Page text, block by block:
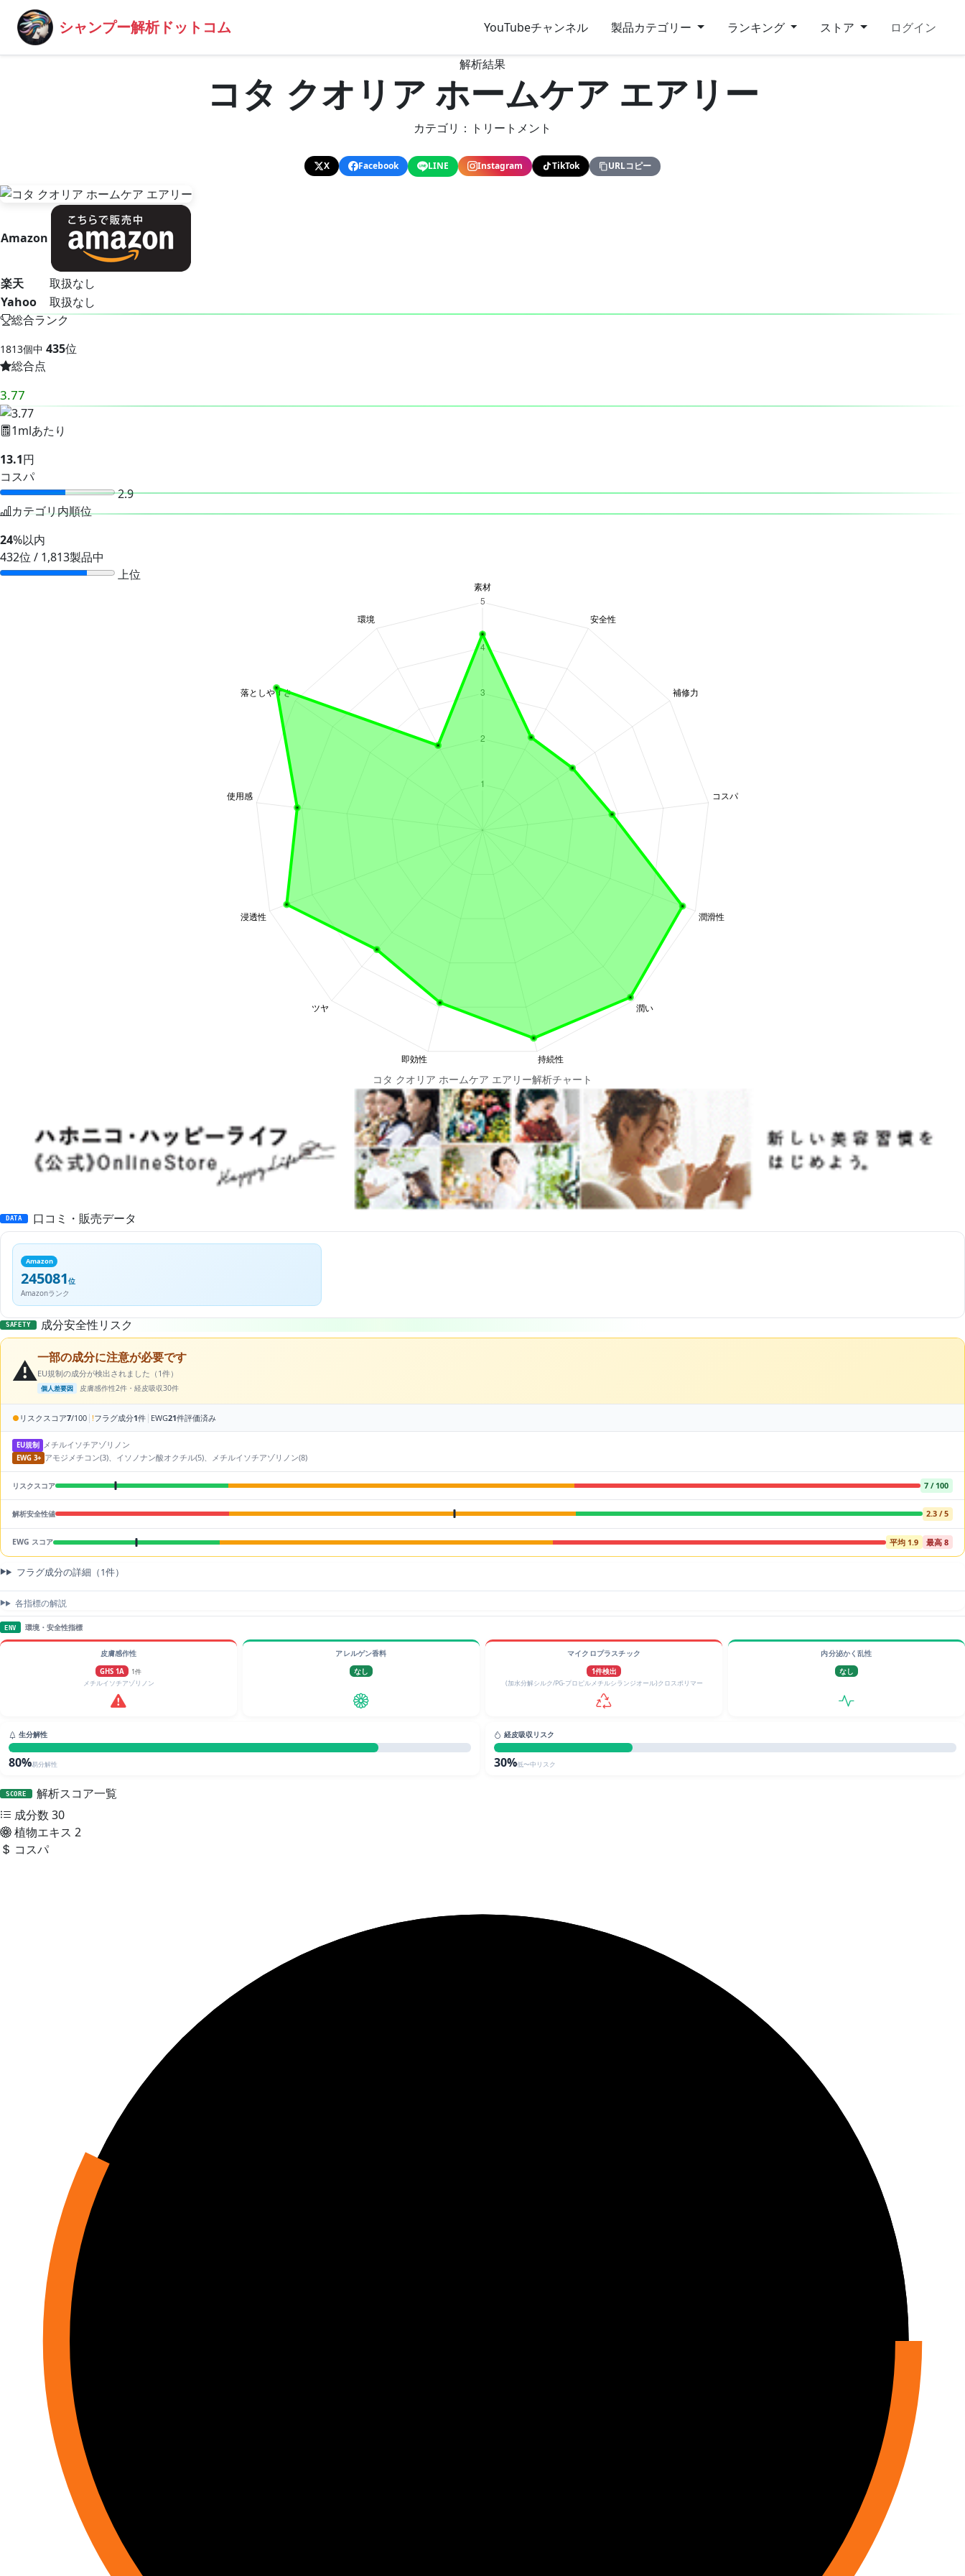
シャンプー解析ドットコム YouTubeチャンネル 製品カテゴリー ランキング ストア ログイン
解析結果
コタ クオリア ホームケア エアリー
カテゴリ：トリートメント
X Facebook LINE Instagram TikTok URLコピー
Amazon
楽天
取扱なし
Yahoo
取扱なし
総合ランク
1813個中 435位
総合点
3.77
1mlあたり
13.1円
コスパ
2.9
カテゴリ内順位
24%以内
432位 / 1,813製品中
上位
コタ クオリア ホームケア エアリー解析チャート
DATA 口コミ・販売データ
Amazon
245081位
Amazonランク
SAFETY 成分安全性リスク
⚠️一部の成分に注意が必要です
EU規制の成分が検出されました（1件）
個人差要因 皮膚感作性2件・経皮吸収30件
● リスクスコア7/100 | !フラグ成分1件 | EWG21件評価済み
EU規制 メチルイソチアゾリノン
EWG 3+ アモジメチコン(3)、イソノナン酸オクチル(5)、メチルイソチアゾリノン(8)
リスクスコア 7 / 100
解析安全性値 2.3 / 5
EWG スコア 平均 1.9 最高 8
フラグ成分の詳細（1件）
各指標の解説
ENV 環境・安全性指標
皮膚感作性
GHS 1A
1件
メチルイソチアゾリノン
アレルゲン香料
なし
マイクロプラスチック
1件検出
(加水分解シルク/PG-プロピルメチルシランジオール)クロスポリマー
内分泌かく乱性
なし
生分解性
80%易分解性
経皮吸収リスク
30%低〜中リスク
SCORE
解析スコア一覧
成分数 30
植物エキス 2
コスパ